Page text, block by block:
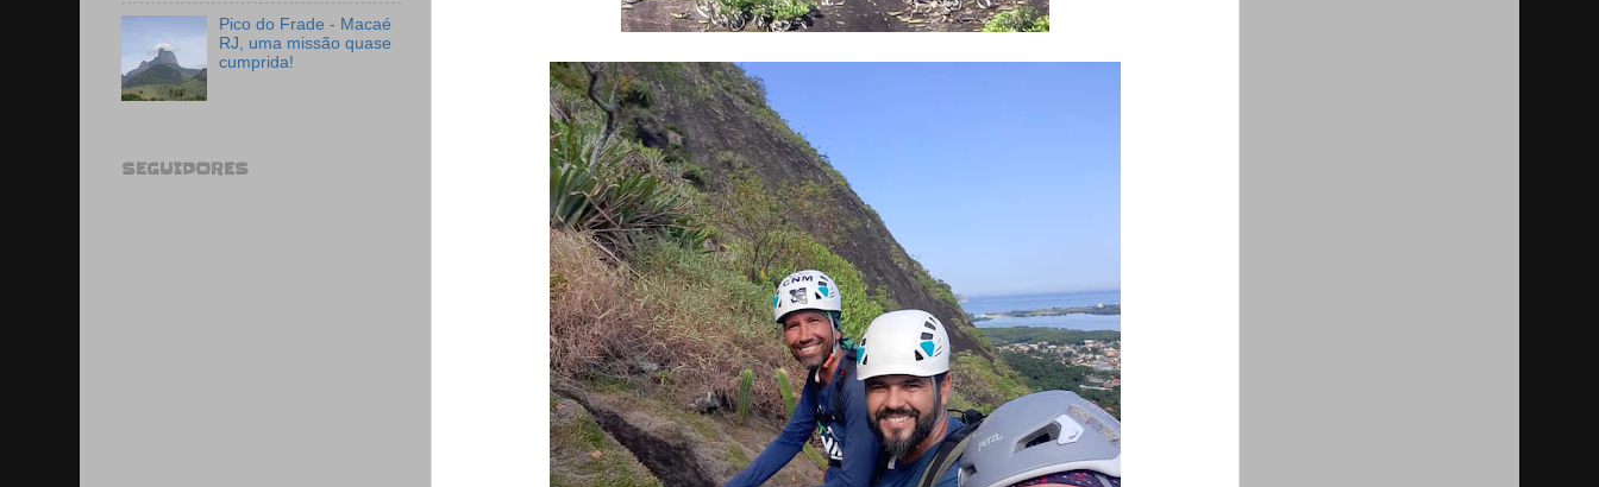
Pico do Frade - Macaé
RJ, uma missão quase
cumprida!
SEGUIDORES